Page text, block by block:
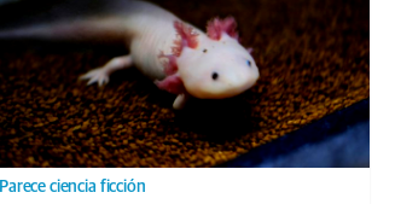
Parece ciencia ficción